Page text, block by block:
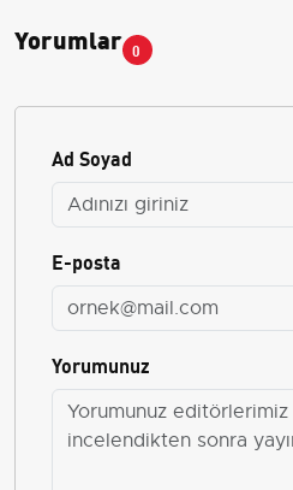
Yorumlar 0
Ad Soyad
E-posta
Yorumunuz